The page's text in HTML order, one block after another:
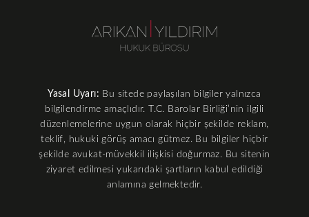
Yasal Uyarı: Bu sitede paylaşılan bilgiler yalnızca
bilgilendirme amaçlıdır. T.C. Barolar Birliği’nin ilgili
düzenlemelerine uygun olarak hiçbir şekilde reklam,
teklif, hukuki görüş amacı gütmez. Bu bilgiler hiçbir
şekilde avukat-müvekkil ilişkisi doğurmaz. Bu sitenin
ziyaret edilmesi yukarıdaki şartların kabul edildiği
anlamına gelmektedir.